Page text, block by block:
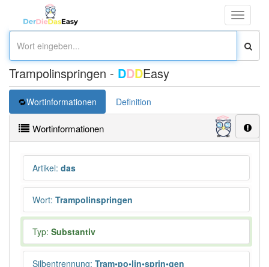
Toggle
Trampolinspringen - DDDEasy
Wortinformationen Definition
Wortinformationen
Artikel: das
Wort: Trampolinspringen
Typ: Substantiv
Silbentrennung: Tram•po•lin•sprin•gen